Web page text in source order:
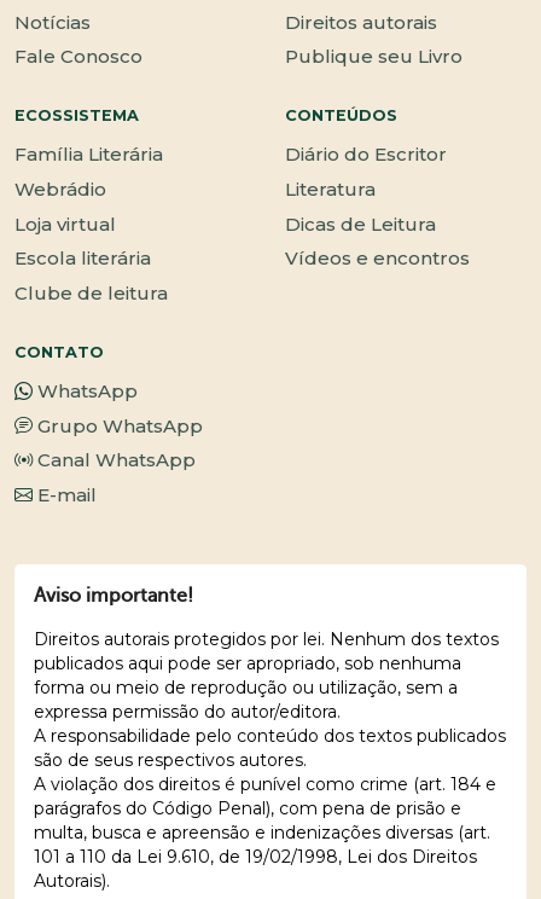
Notícias
Fale Conosco
Direitos autorais
Publique seu Livro
ECOSSISTEMA
Família Literária
Webrádio
Loja virtual
Escola literária
Clube de leitura
CONTEÚDOS
Diário do Escritor
Literatura
Dicas de Leitura
Vídeos e encontros
CONTATO
WhatsApp
Grupo WhatsApp
Canal WhatsApp
E-mail
Aviso importante!
Direitos autorais protegidos por lei. Nenhum dos textos
publicados aqui pode ser apropriado, sob nenhuma
forma ou meio de reprodução ou utilização, sem a
expressa permissão do autor/editora.
A responsabilidade pelo conteúdo dos textos publicados
são de seus respectivos autores.
A violação dos direitos é punível como crime (art. 184 e
parágrafos do Código Penal), com pena de prisão e
multa, busca e apreensão e indenizações diversas (art.
101 a 110 da Lei 9.610, de 19/02/1998, Lei dos Direitos
Autorais).